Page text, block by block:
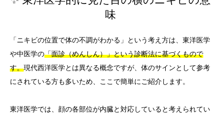
味
「ニキビの位置で体の不調がわかる」という考え方は、東洋医学
や中医学の「面診（めんしん）」という診断法に基づくもので
す。現代西洋医学とは異なる概念ですが、体のサインとして参考
にされている方も多いため、ここで簡単にご紹介します。
東洋医学では、顔の各部位が内臓と対応していると考えられてい